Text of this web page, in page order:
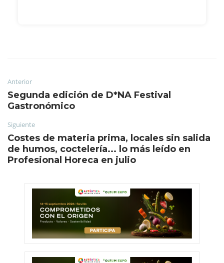
Anterior
Segunda edición de D*NA Festival
Gastronómico
Siguiente
Costes de materia prima, locales sin salida
de humos, coctelería... lo más leído en
Profesional Horeca en julio